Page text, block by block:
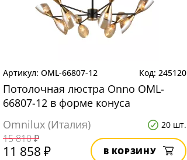
OML-66807-12 245120
Потолочная люстра Onno OML-
66807-12 в форме конуса
Omnilux (Италия)
20 шт.
15 810 ₽
11 858 ₽ В КОРЗИНУ